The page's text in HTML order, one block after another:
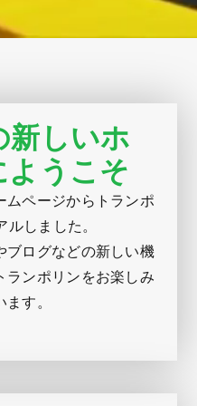
新しいホ
ようこそ
ムページからトランポ
しました。
ブログなどの新しい機
ランポリンをお楽しみ
す。